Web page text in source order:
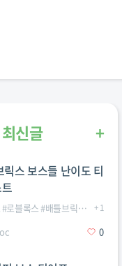
신글 +
릭스 보스들 난이도 티
#로블록스#배틀브릭스 보스
+1
0